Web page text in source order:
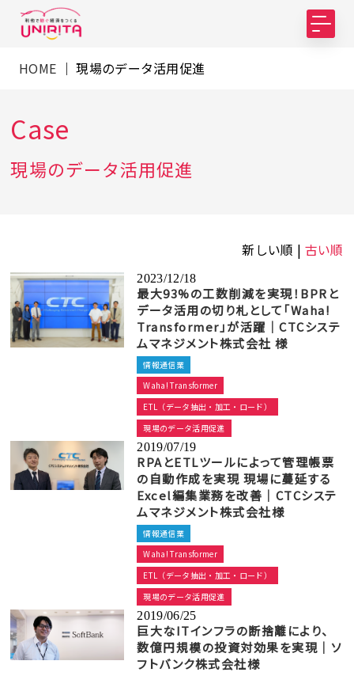
HOME ｜ 現場のデータ活用促進
Case
現場のデータ活用促進
新しい順 | 古い順
2023/12/18
最大93%の工数削減を実現！BPRと
データ活用の切り札として「Waha!
Transformer」が活躍｜CTCシステ
ムマネジメント株式会社 様
情報通信業
Waha! Transformer
ETL（データ抽出・加工・ロード）
現場のデータ活用促進
2019/07/19
RPAとETLツールによって管理帳票
の自動作成を実現 現場に蔓延する
Excel編集業務を改善｜CTCシステ
ムマネジメント株式会社様
情報通信業
Waha! Transformer
ETL（データ抽出・加工・ロード）
現場のデータ活用促進
2019/06/25
巨大なITインフラの断捨離により、
数億円規模の投資対効果を実現｜ソ
フトバンク株式会社様